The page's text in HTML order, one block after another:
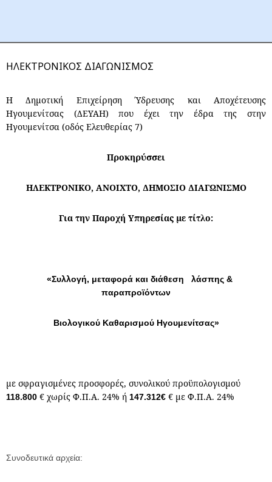
ΗΛΕΚΤΡΟΝΙΚΟΣ ΔΙΑΓΩΝΙΣΜΟΣ
Η Δημοτική Επιχείρηση Ύδρευσης και Αποχέτευσης
Ηγουμενίτσας (ΔΕΥΑΗ) που έχει την έδρα της στην
Ηγουμενίτσα (οδός Ελευθερίας 7)
Προκηρύσσει
ΗΛΕΚΤΡΟΝΙΚΟ, ΑΝΟΙΧΤΟ, ΔΗΜΟΣΙΟ ΔΙΑΓΩΝΙΣΜΟ
Για την Παροχή Υπηρεσίας με τίτλο:
«Συλλογή, μεταφορά και διάθεση λάσπης &
παραπροϊόντων
Βιολογικού Καθαρισμού Ηγουμενίτσας»
με σφραγισμένες προσφορές, συνολικού προϋπολογισμού
118.800 € χωρίς Φ.Π.Α. 24% ή 147.312€ € με Φ.Π.Α. 24%
Συνοδευτικά αρχεία: